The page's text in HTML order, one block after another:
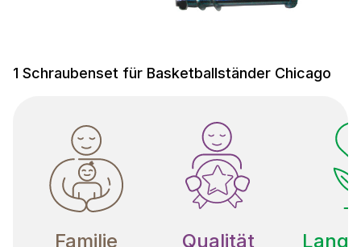
1 Schraubenset für Basketballständer Chicago
Familie Qualität